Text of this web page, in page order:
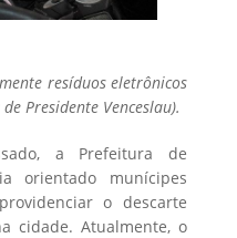
resíduos eletrônicos
Presidente Venceslau).
a Prefeitura de
orientado munícipes
o descarte
cidade. Atualmente, o